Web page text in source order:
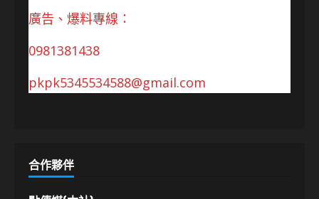
廣告、爆料專線：
0981381438
pkpk5345534588@gmail.com
合作夥伴